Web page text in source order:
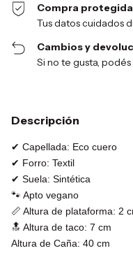
Compra protegida
Tus datos cuidados
Cambios y
Si no te gusta,
Descripción
✔ Capellada: Eco cuero
✔ Forro: Textil
✔ Suela: Sintética
🐾 Apto vegano
📏 Altura de plataforma: 2
🔝 Altura de taco: 7 cm
Altura de Caña: 40 cm